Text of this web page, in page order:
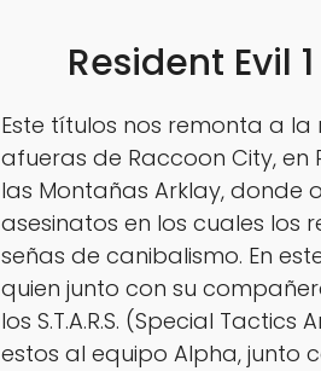
Resident Evil
Este títulos nos remonta a la
afueras de Raccoon City,
las Montañas Arklay, donde
asesinatos en los cuales los
señas de canibalismo. En
quien junto con su
los S.T.A.R.S. (Special
estos al equipo Alpha, junto